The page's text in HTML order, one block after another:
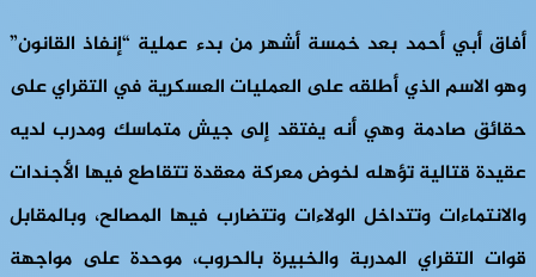
أفاق أبي أحمد بعد خمسة أشهر من بدء عملية “إنفاذ القانون”
وهو الاسم الذي أطلقه على العمليات العسكرية في التقراي على
حقائق صادمة وهي أنه يفتقد إلى جيش متماسك ومدرب لديه
عقيدة قتالية تؤهله لخوض معركة معقدة تتقاطع فيها الأجندات
والانتماءات وتتداخل الولاءات وتتضارب فيها المصالح، وبالمقابل
قوات التقراي المدربة والخبيرة بالحروب، موحدة على مواجهة